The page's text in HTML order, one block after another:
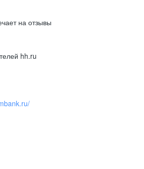
на отзывы
hh.ru